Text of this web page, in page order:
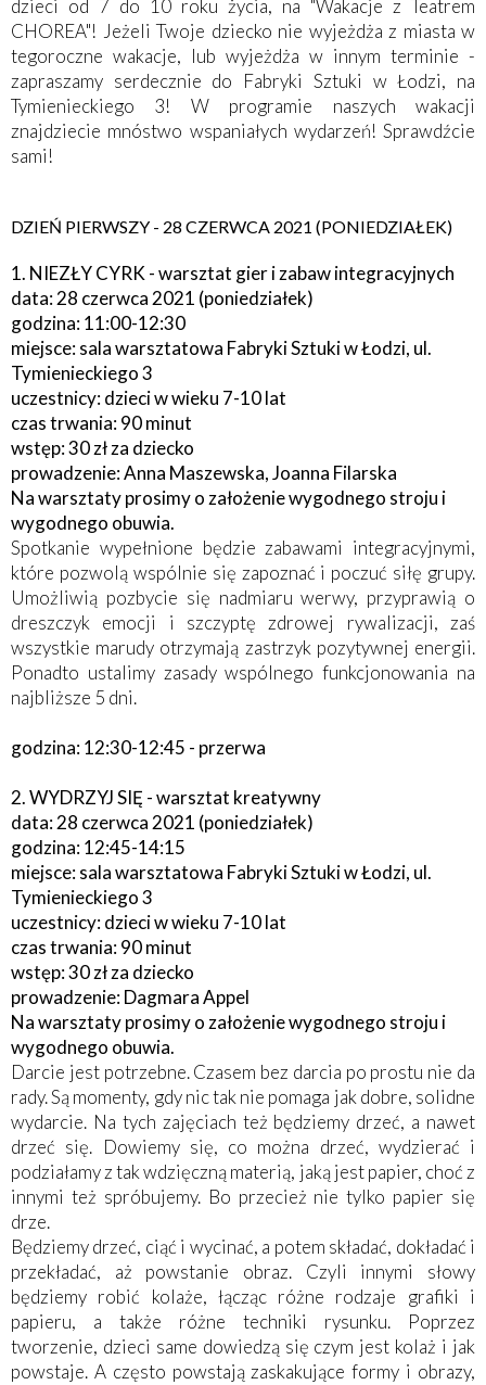
dzieci od 7 do 10 roku życia, na "Wakacje z Teatrem
CHOREA"! Jeżeli Twoje dziecko nie wyjeżdża z miasta w
tegoroczne wakacje, lub wyjeżdża w innym terminie -
zapraszamy serdecznie do Fabryki Sztuki w Łodzi, na
Tymienieckiego 3! W programie naszych wakacji
znajdziecie mnóstwo wspaniałych wydarzeń! Sprawdźcie
sami!
DZIEŃ PIERWSZY - 28 CZERWCA 2021 (PONIEDZIAŁEK)
1. NIEZŁY CYRK - warsztat gier i zabaw integracyjnych
data: 28 czerwca 2021 (poniedziałek)
godzina: 11:00-12:30
miejsce: sala warsztatowa Fabryki Sztuki w Łodzi, ul.
Tymienieckiego 3
uczestnicy: dzieci w wieku 7-10 lat
czas trwania: 90 minut
wstęp: 30 zł za dziecko
prowadzenie: Anna Maszewska, Joanna Filarska
Na warsztaty prosimy o założenie wygodnego stroju i
wygodnego obuwia.
Spotkanie wypełnione będzie zabawami integracyjnymi,
które pozwolą wspólnie się zapoznać i poczuć siłę grupy.
Umożliwią pozbycie się nadmiaru werwy, przyprawią o
dreszczyk emocji i szczyptę zdrowej rywalizacji, zaś
wszystkie marudy otrzymają zastrzyk pozytywnej energii.
Ponadto ustalimy zasady wspólnego funkcjonowania na
najbliższe 5 dni.
godzina: 12:30-12:45 - przerwa
2. WYDRZYJ SIĘ - warsztat kreatywny
data: 28 czerwca 2021 (poniedziałek)
godzina: 12:45-14:15
miejsce: sala warsztatowa Fabryki Sztuki w Łodzi, ul.
Tymienieckiego 3
uczestnicy: dzieci w wieku 7-10 lat
czas trwania: 90 minut
wstęp: 30 zł za dziecko
prowadzenie: Dagmara Appel
Na warsztaty prosimy o założenie wygodnego stroju i
wygodnego obuwia.
Darcie jest potrzebne. Czasem bez darcia po prostu nie da
rady. Są momenty, gdy nic tak nie pomaga jak dobre, solidne
wydarcie. Na tych zajęciach też będziemy drzeć, a nawet
drzeć się. Dowiemy się, co można drzeć, wydzierać i
podziałamy z tak wdzięczną materią, jaką jest papier, choć z
innymi też spróbujemy. Bo przecież nie tylko papier się
drze.
Będziemy drzeć, ciąć i wycinać, a potem składać, dokładać i
przekładać, aż powstanie obraz. Czyli innymi słowy
będziemy robić kolaże, łącząc różne rodzaje grafiki i
papieru, a także różne techniki rysunku. Poprzez
tworzenie, dzieci same dowiedzą się czym jest kolaż i jak
powstaje. A często powstają zaskakujące formy i obrazy,